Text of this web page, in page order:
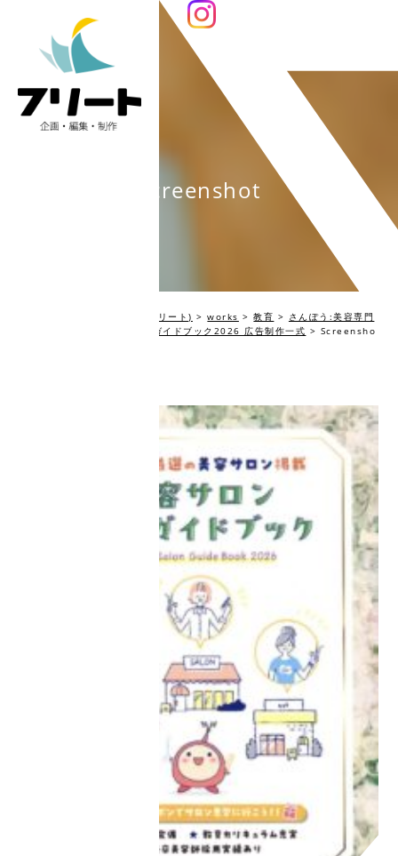
Screenshot
編集プロダクション Fleet(フリート) >works >教育 > さんぽう:美容専門
学生のための美容サロン就職ガイドブック2026 広告制作一式 > Screensho